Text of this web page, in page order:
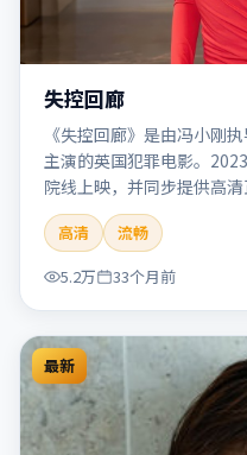
失控回廊
《失控回廊》是由冯小刚
主演的英国犯罪电影。
院线上映，并同步提供高
点：聚焦案件与人性灰色
戏剧冲突。本片适合检索「
「英国」「2023」「
简介与主创信息。
高清
流畅
5.2万
33个月前
最新